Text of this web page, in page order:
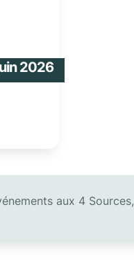
2026
aux 4 Sources,